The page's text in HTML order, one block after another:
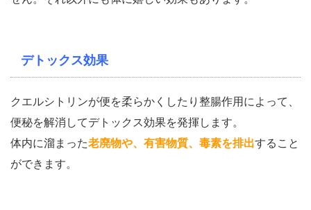
デトックス効果
クエルシトリンが便を柔らかくしたり整腸作用によって、
便秘を解消してデトックス効果を発揮します。
体内に溜まった老廃物や、有害物質、毒素を排出すること
ができます。